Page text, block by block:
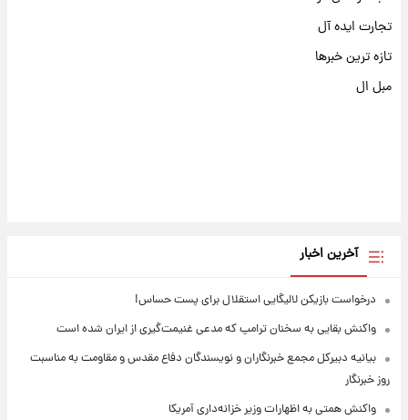
تجارت ایده آل
تازه ترین خبرها
مبل ال
آخرین اخبار
درخواست بازیکن لالیگایی استقلال برای پست حساس!
واکنش بقایی به سخنان ترامپ که مدعی غنیمت‌گیری از ایران شده است
بیانیه دبیرکل مجمع خبرنگاران و نویسندگان دفاع مقدس و مقاومت به مناسبت
روز خبرنگار
واکنش همتی به اظهارات وزیر خزانه‌داری آمریکا